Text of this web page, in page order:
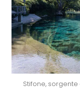
Stifone,